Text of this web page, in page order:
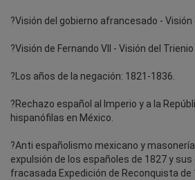
?Visión del gobierno afrancesado - Visión
?Visión de Fernando VII - Visión del Trienio
?Los años de la negación: 1821-1836.
?Rechazo español al Imperio y a la
hispanófilas en México.
?Anti españolismo mexicano y
expulsión de los españoles de 1827 y
fracasada Expedición de Reconquista de